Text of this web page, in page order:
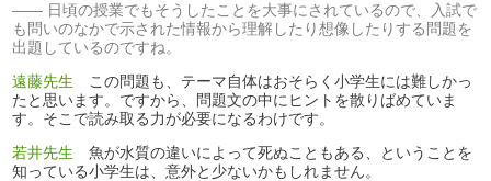
日頃の授業でもそうしたことを大事にされているので、入試で
も問いのなかで示された情報から理解したり想像したりする問題を
出題しているのですね。
遠藤先生 この問題も、テーマ自体はおそらく小学生には難しかっ
たと思います。ですから、問題文の中にヒントを散りばめていま
す。そこで読み取る力が必要になるわけです。
若井先生 魚が水質の違いによって死ぬこともある、ということを
知っている小学生は、意外と少ないかもしれません。